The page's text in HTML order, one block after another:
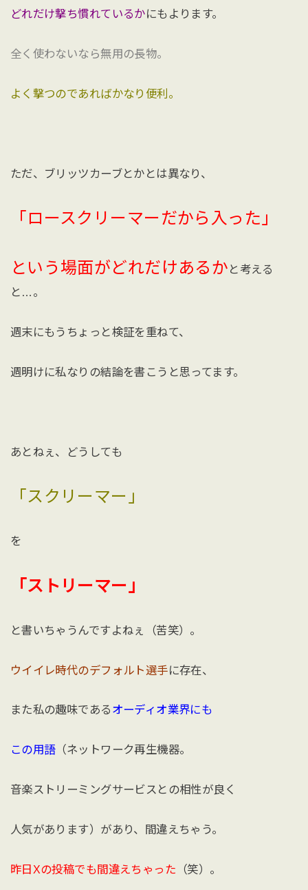
どれだけ撃ち慣れているかにもよります。
全く使わないなら無用の長物。
よく撃つのであればかなり便利。
ただ、ブリッツカーブとかとは異なり、
「ロースクリーマーだから入った」
という場面がどれだけあるか と考える
と…。
週末にもうちょっと検証を重ねて、
週明けに私なりの結論を書こうと思ってます。
あとねぇ、どうしても
「スクリーマー」
を
「ストリーマー」
と書いちゃうんですよねぇ（苦笑）。
ウイイレ時代のデフォルト選手に存在、
また私の趣味である オーディオ業界にも
この用語（ネットワーク再生機器。
音楽ストリーミングサービスとの相性が良く
人気があります）があり、間違えちゃう。
昨日Xの投稿でも間違えちゃった （笑）。